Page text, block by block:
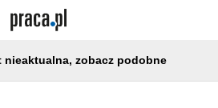
nieaktualna, zobacz podobne